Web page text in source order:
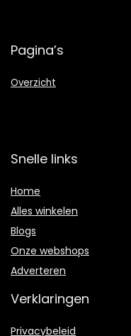
Pagina’s
Overzicht
Snelle links
Home
Alles winkelen
Blogs
Onze webshops
Adverteren
Verklaringen
Privacybeleid